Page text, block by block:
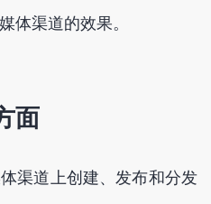
体渠道的效果。
面
渠道上创建、发布和分发